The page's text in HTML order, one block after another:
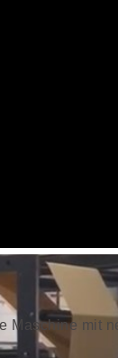
Maschine mit